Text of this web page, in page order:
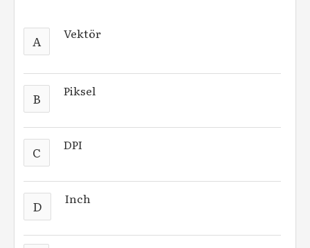
A Vektör
B Piksel
C DPI
D Inch